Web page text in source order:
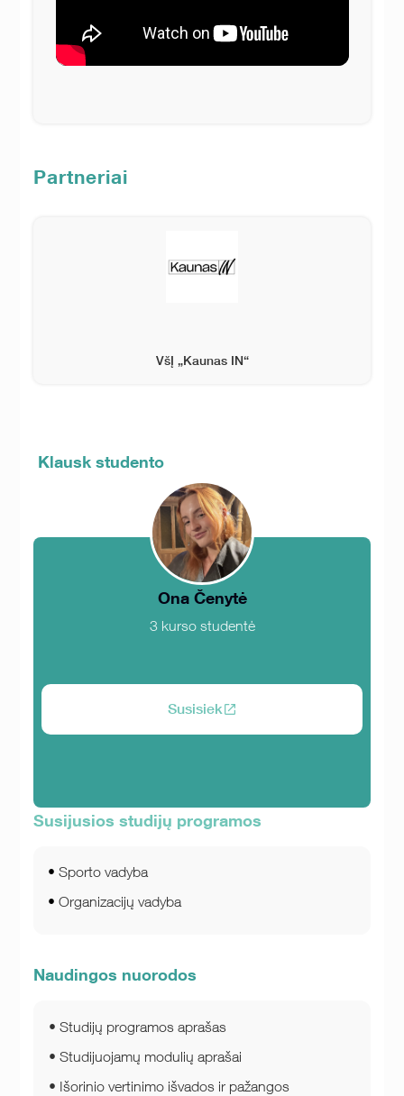
Partneriai
VšĮ „Kaunas IN“
Klausk studento
Ona Čenytė
3 kurso studentė
Susisiek
Susijusios studijų programos
Sporto vadyba
Organizacijų vadyba
Naudingos nuorodos
Studijų programos aprašas
Studijuojamų modulių aprašai
Išorinio vertinimo išvados ir pažangos